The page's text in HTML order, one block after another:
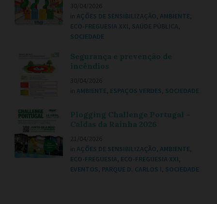
30/04/2026
in AÇÕES DE SENSIBILIZAÇÃO, AMBIENTE,
ECO-FREGUESIA XXI , SAÚDE PÚBLICA,
SOCIEDADE
Segurança e prevenção de
incêndios
30/04/2026
in AMBIENTE, ESPAÇOS VERDES, SOCIEDADE
Plogging Challenge Portugal –
Caldas da Rainha 2026
21/04/2026
in AÇÕES DE SENSIBILIZAÇÃO, AMBIENTE,
ECO-FREGUESIA, ECO-FREGUESIA XXI ,
EVENTOS, PARQUE D. CARLOS I , SOCIEDADE